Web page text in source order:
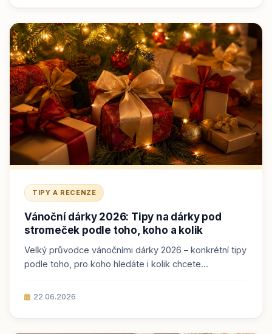
TIPY A RECENZE
Vánoční dárky 2026: Tipy na dárky pod
stromeček podle toho, koho a kolik
Velký průvodce vánočními dárky 2026 – konkrétní tipy
podle toho, pro koho hledáte i kolik chcete...
22.06.2026